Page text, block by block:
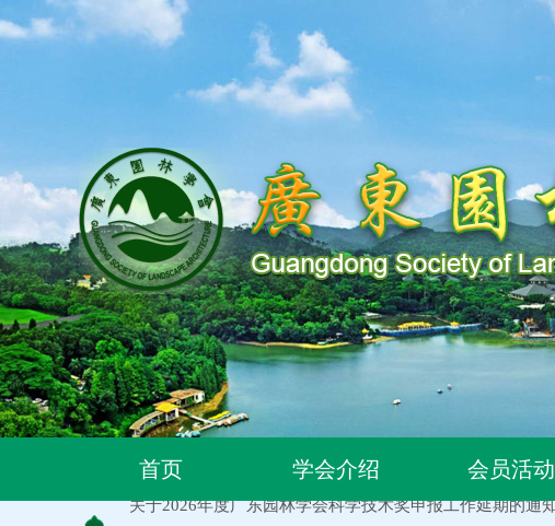
首页 学会介绍 会员活动
关于同意318位个人为广东园林学会个人会员的通知
关于2026年度广东园林学会科学技术奖申报工作延期的通知